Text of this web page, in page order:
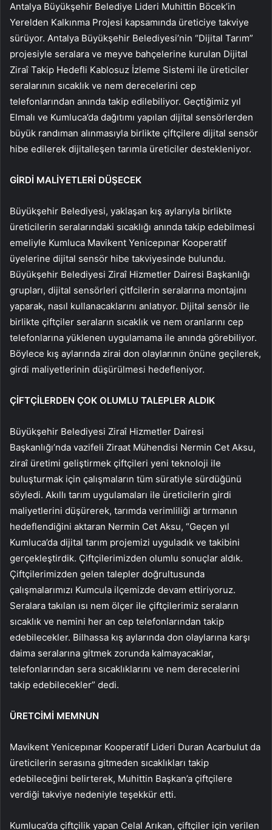
Antalya Büyükşehir Belediye Lideri Muhittin Böcek’in
Yerelden Kalkınma Projesi kapsamında üreticiye takviye
sürüyor. Antalya Büyükşehir Belediyesi’nin “Dijital Tarım”
projesiyle seralara ve meyve bahçelerine kurulan Dijital
Ziraî Takip Hedefli Kablosuz İzleme Sistemi ile üreticiler
seralarının sıcaklık ve nem derecelerini cep
telefonlarından anında takip edilebiliyor. Geçtiğimiz yıl
Elmalı ve Kumluca’da dağıtımı yapılan dijital sensörlerden
büyük randıman alınmasıyla birlikte çiftçilere dijital sensör
hibe edilerek dijitalleşen tarımla üreticiler destekleniyor.
GİRDİ MALİYETLERİ DÜŞECEK
Büyükşehir Belediyesi, yaklaşan kış aylarıyla birlikte
üreticilerin seralarındaki sıcaklığı anında takip edebilmesi
emeliyle Kumluca Mavikent Yenicepınar Kooperatif
üyelerine dijital sensör hibe takviyesinde bulundu.
Büyükşehir Belediyesi Ziraî Hizmetler Dairesi Başkanlığı
grupları, dijital sensörleri çitfcilerin seralarına montajını
yaparak, nasıl kullanacaklarını anlatıyor. Dijital sensör ile
birlikte çiftçiler seraların sıcaklık ve nem oranlarını cep
telefonlarına yüklenen uygulamama ile anında görebiliyor.
Böylece kış aylarında zirai don olaylarının önüne geçilerek,
girdi maliyetlerinin düşürülmesi hedefleniyor.
ÇİFTÇİLERDEN ÇOK OLUMLU TALEPLER ALDIK
Büyükşehir Belediyesi Ziraî Hizmetler Dairesi
Başkanlığı’nda vazifeli Ziraat Mühendisi Nermin Cet Aksu,
ziraî üretimi geliştirmek çiftçileri yeni teknoloji ile
buluşturmak için çalışmaların tüm süratiyle sürdüğünü
söyledi. Akıllı tarım uygulamaları ile üreticilerin girdi
maliyetlerini düşürerek, tarımda verimliliği artırmanın
hedeflendiğini aktaran Nermin Cet Aksu, “Geçen yıl
Kumluca’da dijital tarım projemizi uyguladık ve takibini
gerçekleştirdik. Çiftçilerimizden olumlu sonuçlar aldık.
Çiftçilerimizden gelen talepler doğrultusunda
çalışmalarımızı Kumcula ilçemizde devam ettiriyoruz.
Seralara takılan ısı nem ölçer ile çiftçilerimiz seraların
sıcaklık ve nemini her an cep telefonlarından takip
edebilecekler. Bilhassa kış aylarında don olaylarına karşı
daima seralarına gitmek zorunda kalmayacaklar,
telefonlarından sera sıcaklıklarını ve nem derecelerini
takip edebilecekler” dedi.
ÜRETCİMİ MEMNUN
Mavikent Yenicepınar Kooperatif Lideri Duran Acarbulut da
üreticilerin serasına gitmeden sıcaklıkları takip
edebileceğini belirterek, Muhittin Başkan’a çiftçilere
verdiği takviye nedeniyle teşekkür etti.
Kumluca’da çiftçilik yapan Celal Arıkan, çiftçiler için verilen